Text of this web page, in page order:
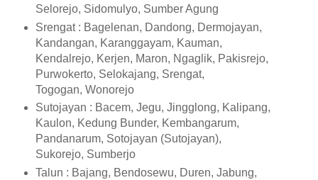
Selorejo, Sidomulyo, Sumber Agung
Srengat : Bagelenan, Dandong, Dermojayan,
Kandangan, Karanggayam, Kauman,
Kendalrejo, Kerjen, Maron, Ngaglik, Pakisrejo,
Purwokerto, Selokajang, Srengat,
Togogan, Wonorejo
Sutojayan : Bacem, Jegu, Jingglong, Kalipang,
Kaulon, Kedung Bunder, Kembangarum,
Pandanarum, Sotojayan (Sutojayan),
Sukorejo, Sumberjo
Talun : Bajang, Bendosewu, Duren, Jabung,